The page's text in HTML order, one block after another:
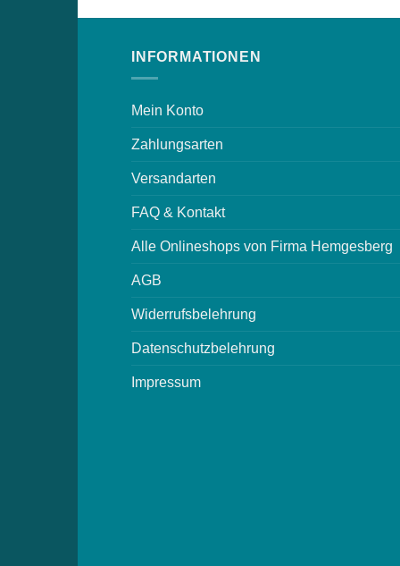
INFORMATIONEN
Mein Konto
Zahlungsarten
Versandarten
FAQ & Kontakt
Alle Onlineshops von Firma Hemgesberg
AGB
Widerrufsbelehrung
Datenschutzbelehrung
Impressum